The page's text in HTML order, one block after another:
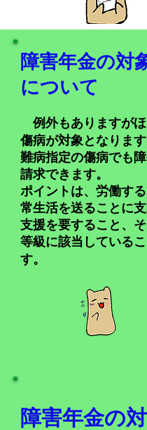
障害年金の対
について
例外もありますが
傷病が対象となります
難病指定の傷病でも
請求できます。
ポイントは、労働す
常生活を送ることに
支援を要すること、
等級に該当している
す。
障害年金の